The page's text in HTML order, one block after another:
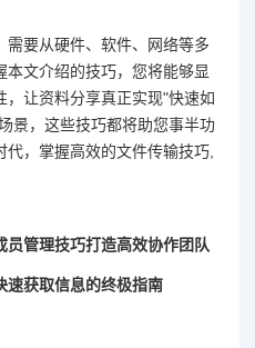
要从硬件、软件、网络等多
文介绍的技巧，您将能够显
让资料分享真正实现"快速如
景，这些技巧都将助您事半功
，掌握高效的文件传输技巧,
员管理技巧打造高效协作团队
速获取信息的终极指南